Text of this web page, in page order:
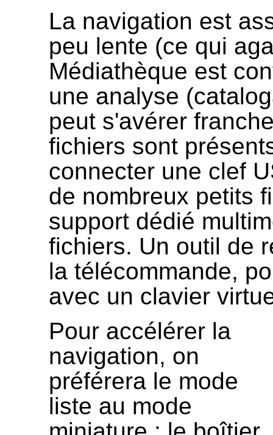
La navigation est
peu lente (ce qui
Médiathèque est
une analyse
peut s'avérer
fichiers sont
connecter une clef
de nombreux petits
support dédié
fichiers. Un outil de
la télécommande,
avec un clavier
Pour accélérer la
navigation, on
préférera le mode
liste au mode